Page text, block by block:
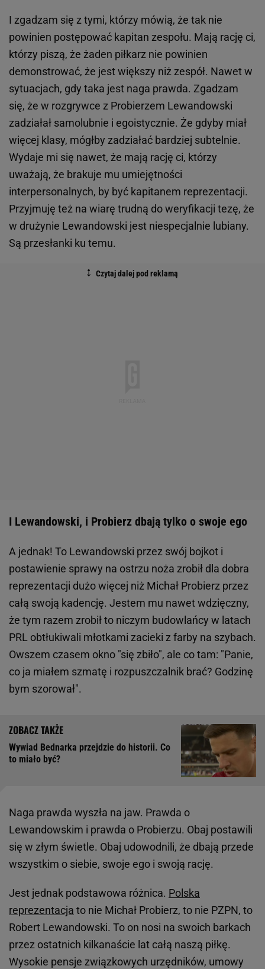
I zgadzam się z tymi, którzy mówią, że tak nie
powinien postępować kapitan zespołu. Mają rację ci,
którzy piszą, że żaden piłkarz nie powinien
demonstrować, że jest większy niż zespół. Nawet w
sytuacjach, gdy taka jest naga prawda. Zgadzam
się, że w rozgrywce z Probierzem Lewandowski
zadziałał samolubnie i egoistycznie. Że gdyby miał
więcej klasy, mógłby zadziałać bardziej subtelnie.
Wydaje mi się nawet, że mają rację ci, którzy
uważają, że brakuje mu umiejętności
interpersonalnych, by być kapitanem reprezentacji.
Przyjmuję też na wiarę trudną do weryfikacji tezę, że
w drużynie Lewandowski jest niespecjalnie lubiany.
Są przesłanki ku temu.
I Lewandowski, i Probierz dbają tylko o swoje ego
A jednak! To Lewandowski przez swój bojkot i
postawienie sprawy na ostrzu noża zrobił dla dobra
reprezentacji dużo więcej niż Michał Probierz przez
całą swoją kadencję. Jestem mu nawet wdzięczny,
że tym razem zrobił to niczym budowlańcy w latach
PRL obtłukiwali młotkami zacieki z farby na szybach.
Owszem czasem okno "się zbiło", ale co tam: "Panie,
co ja miałem szmatę i rozpuszczalnik brać? Godzinę
bym szorował".
Wywiad Bednarka przejdzie do historii. Co
to miało być?
Naga prawda wyszła na jaw. Prawda o
Lewandowskim i prawda o Probierzu. Obaj postawili
się w złym świetle. Obaj udowodnili, że dbają przede
wszystkim o siebie, swoje ego i swoją rację.
Jest jednak podstawowa różnica. Polska
reprezentacja to nie Michał Probierz, to nie PZPN, to
Robert Lewandowski. To on nosi na swoich barkach
przez ostatnich kilkanaście lat całą naszą piłkę.
Wysokie pensje związkowych urzędników, umowy